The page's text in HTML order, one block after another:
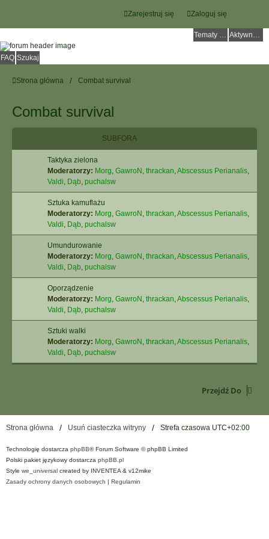
Zaloguj się
Zarejestruj się
Tematy bez odpowiedzi Aktywne tematy
FAQ Szukaj
Strona główna Combat survival
Combat survival
SUBFORA
Taktyka zielona
Moderatorzy: Morg, GawroN , thrackan,Abscessus Perianalis,
Valdi, Dąb, puchalsw
Sztuka kamuflażu
Moderatorzy: Morg, GawroN , thrackan,Abscessus Perianalis,
Valdi, Dąb, puchalsw
Umundurowanie
Moderatorzy: Morg, GawroN , thrackan,Abscessus Perianalis,
Valdi, Dąb, puchalsw
Oporządzenie
Moderatorzy: Morg, GawroN , thrackan,Abscessus Perianalis,
Valdi, Dąb, puchalsw
Sztuki walki
Moderatorzy: Morg, GawroN , thrackan,Abscessus Perianalis,
Valdi, Dąb, puchalsw
Przejdź Do
Strona główna Usuń ciasteczka witryny Strefa czasowa UTC+02:00
Technologię dostarcza phpBB® Forum Software © phpBB Limited
Polski pakiet językowy dostarcza phpBB.pl
Style we_universal created by INVENTEA & v12mike
Zasady ochrony danych osobowych | Regulamin